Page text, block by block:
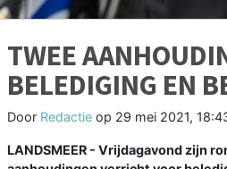
TWEE
BELEDIGING EN
Door Redactie op 29 mei 2021,
LANDSMEER - Vrijdagavond zijn